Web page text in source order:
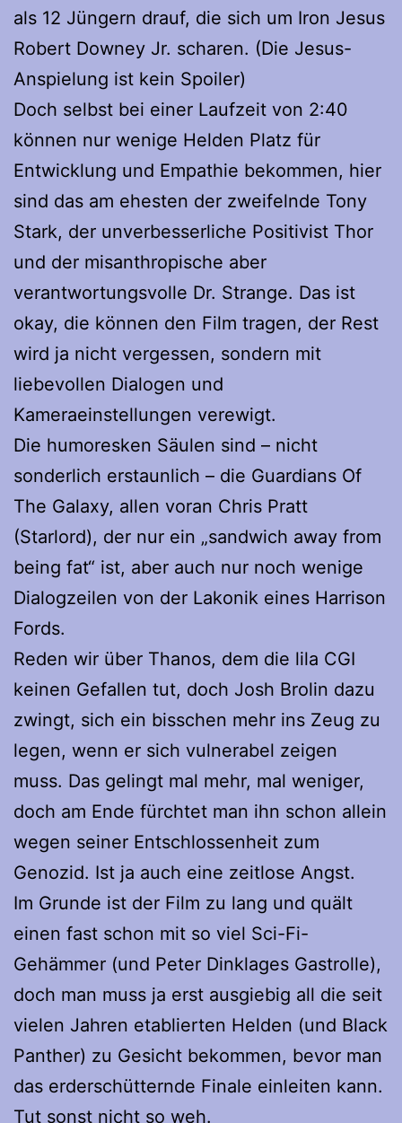
als 12 Jüngern drauf, die sich um Iron Jesus
Robert Downey Jr. scharen. (Die Jesus-
Anspielung ist kein Spoiler)
Doch selbst bei einer Laufzeit von 2:40
können nur wenige Helden Platz für
Entwicklung und Empathie bekommen, hier
sind das am ehesten der zweifelnde Tony
Stark, der unverbesserliche Positivist Thor
und der misanthropische aber
verantwortungsvolle Dr. Strange. Das ist
okay, die können den Film tragen, der Rest
wird ja nicht vergessen, sondern mit
liebevollen Dialogen und
Kameraeinstellungen verewigt.
Die humoresken Säulen sind – nicht
sonderlich erstaunlich – die Guardians Of
The Galaxy, allen voran Chris Pratt
(Starlord), der nur ein „sandwich away from
being fat“ ist, aber auch nur noch wenige
Dialogzeilen von der Lakonik eines Harrison
Fords.
Reden wir über Thanos, dem die lila CGI
keinen Gefallen tut, doch Josh Brolin dazu
zwingt, sich ein bisschen mehr ins Zeug zu
legen, wenn er sich vulnerabel zeigen
muss. Das gelingt mal mehr, mal weniger,
doch am Ende fürchtet man ihn schon allein
wegen seiner Entschlossenheit zum
Genozid. Ist ja auch eine zeitlose Angst.
Im Grunde ist der Film zu lang und quält
einen fast schon mit so viel Sci-Fi-
Gehämmer (und Peter Dinklages Gastrolle),
doch man muss ja erst ausgiebig all die seit
vielen Jahren etablierten Helden (und Black
Panther) zu Gesicht bekommen, bevor man
das erderschütternde Finale einleiten kann.
Tut sonst nicht so weh.